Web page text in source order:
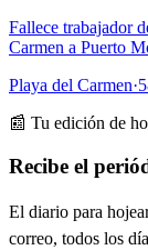
Fallece trabajador
Carmen a Puerto
Playa del Carmen·
📰 Tu edición de
Recibe el
El diario para
correo, todos los